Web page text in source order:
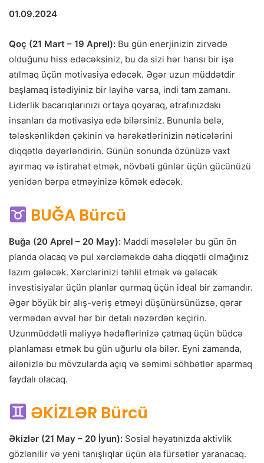
01.09.2024
Qoç (21 Mart – 19 Aprel): Bu gün enerjinizin zirvədə
olduğunu hiss edəcəksiniz, bu da sizi hər hansı bir işə
atılmaq üçün motivasiya edəcək. Əgər uzun müddətdir
başlamaq istədiyiniz bir layihə varsa, indi tam zamanı.
Liderlik bacarıqlarınızı ortaya qoyaraq, ətrafınızdakı
insanları da motivasiya edə bilərsiniz. Bununla belə,
tələskənlikdən çəkinin və hərəkətlərinizin nəticələrini
diqqətlə dəyərləndirin. Günün sonunda özünüzə vaxt
ayırmaq və istirahət etmək, növbəti günlər üçün gücünüzü
yenidən bərpa etməyinizə kömək edəcək.
BUĞA Bürcü
Buğa (20 Aprel – 20 May): Maddi məsələlər bu gün ön
planda olacaq və pul xərcləməkdə daha diqqətli olmağınız
lazım gələcək. Xərclərinizi təhlil etmək və gələcək
investisiyalar üçün planlar qurmaq üçün ideal bir zamandır.
Əgər böyük bir alış-veriş etməyi düşünürsünüzsə, qərar
vermədən əvvəl hər bir detalı nəzərdən keçirin.
Uzunmüddətli maliyyə hədəflərinizə çatmaq üçün büdcə
planlaması etmək bu gün uğurlu ola bilər. Eyni zamanda,
ailənizlə bu mövzularda açıq və səmimi söhbətlər aparmaq
faydalı olacaq.
ƏKİZLƏR Bürcü
Əkizlər (21 May – 20 İyun): Sosial həyatınızda aktivlik
gözlənilir və yeni tanışlıqlar üçün əla fürsətlər yaranacaq.